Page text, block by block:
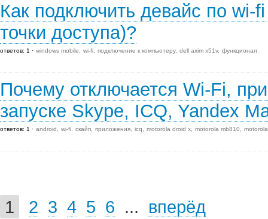
Как подключить девайс по wi-
точки доступа)?
ответов: 1 windows mobile wi-fi подключение к компьютеру dell axim x51v функционал
Почему отключается Wi-Fi,
запуске Skype, ICQ, Yandex
ответов: 1 android wi-fi скайп приложения icq motorola droid x motorola mb810
1 2 3 4 5 6 ... вперёд